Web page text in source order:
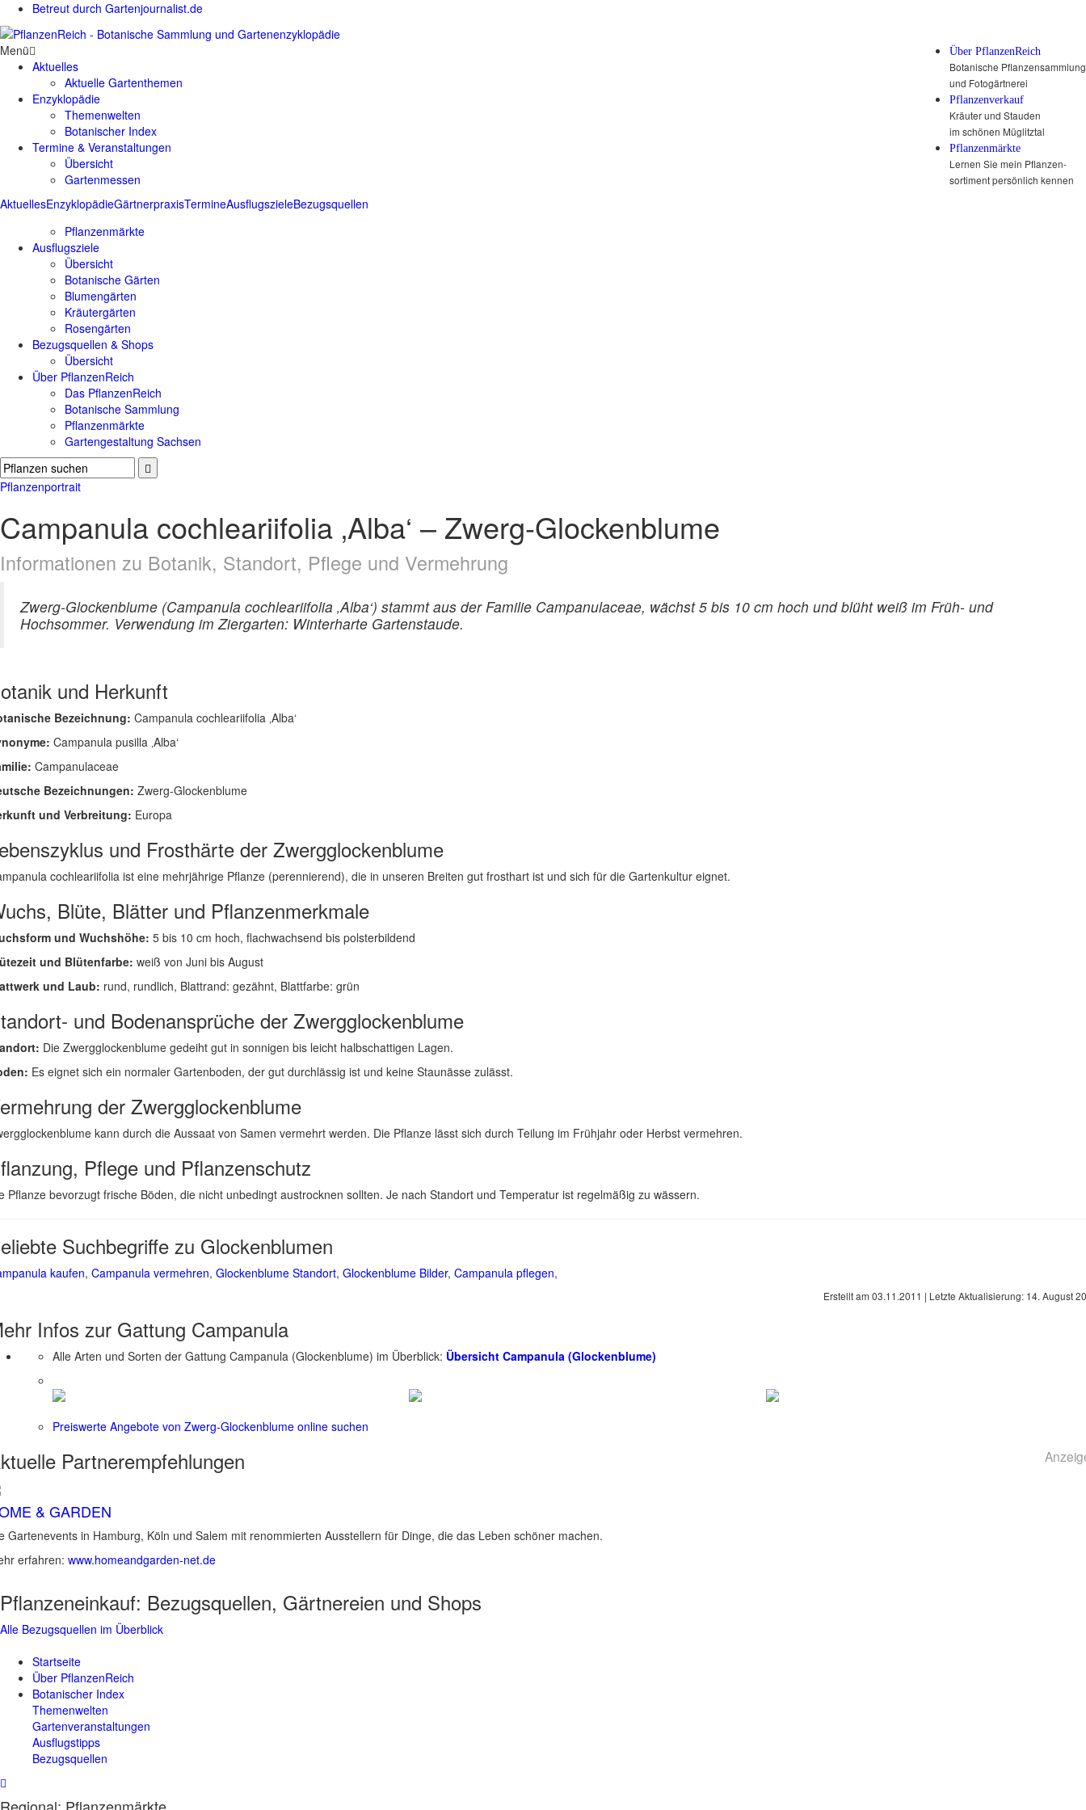
Betreut durch Gartenjournalist.de
Über PflanzenReich
Botanische Pflanzensammlung
und Fotogärtnerei
Pflanzenverkauf
Kräuter und Stauden
im schönen Müglitztal
Pflanzenmärkte
Lernen Sie mein Pflanzen-
sortiment persönlich kennen
AktuellesEnzyklopädieGärtnerpraxisTermineAusflugszieleBezugsquellen
Menü
Aktuelles
Aktuelle Gartenthemen
Enzyklopädie
Themenwelten
Botanischer Index
Termine & Veranstaltungen
Übersicht
Gartenmessen
Pflanzenmärkte
Ausflugsziele
Übersicht
Botanische Gärten
Blumengärten
Kräutergärten
Rosengärten
Bezugsquellen & Shops
Übersicht
Über PflanzenReich
Das PflanzenReich
Botanische Sammlung
Pflanzenmärkte
Gartengestaltung Sachsen
Pflanzenportrait
Campanula cochleariifolia ‚Alba‘ – Zwerg-Glockenblume
Informationen zu Botanik, Standort, Pflege und Vermehrung
Zwerg-Glockenblume (Campanula cochleariifolia ‚Alba‘) stammt aus der Familie Campanulaceae, wächst 5 bis 10 cm hoch und blüht weiß im Früh- und
Hochsommer. Verwendung im Ziergarten: Winterharte Gartenstaude.
und Herkunft
Bezeichnung: Campanula cochleariifolia ‚Alba‘
Campanula pusilla ‚Alba‘
Campanulaceae
Bezeichnungen: Zwerg-Glockenblume
und Verbreitung: Europa
und Frosthärte der Zwergglockenblume
cochleariifolia ist eine mehrjährige Pflanze (perennierend), die in unseren Breiten gut frosthart ist und sich für die Gartenkultur eignet.
Blüte, Blätter und Pflanzenmerkmale
und Wuchshöhe: 5 bis 10 cm hoch, flachwachsend bis polsterbildend
und Blütenfarbe: weiß von Juni bis August
und Laub: rund, rundlich, Blattrand: gezähnt, Blattfarbe: grün
und Bodenansprüche der Zwergglockenblume
Die Zwergglockenblume gedeiht gut in sonnigen bis leicht halbschattigen Lagen.
Es eignet sich ein normaler Gartenboden, der gut durchlässig ist und keine Staunässe zulässt.
der Zwergglockenblume
kann durch die Aussaat von Samen vermehrt werden. Die Pflanze lässt sich durch Teilung im Frühjahr oder Herbst vermehren.
Pflege und Pflanzenschutz
Pflanze bevorzugt frische Böden, die nicht unbedingt austrocknen sollten. Je nach Standort und Temperatur ist regelmäßig zu wässern.
Suchbegriffe zu Glockenblumen
kaufen, Campanula vermehren, Glockenblume Standort, Glockenblume Bilder, Campanula pflegen,
Erstellt am 03.11.2011 | Letzte Aktualisierung: 14. August
Infos zur Gattung Campanula
Alle Arten und Sorten der Gattung Campanula (Glockenblume) im Überblick: Übersicht Campanula (Glockenblume)
Preiswerte Angebote von Zwerg-Glockenblume online suchen
Partnerempfehlungen
& GARDEN
Gartenevents in Hamburg, Köln und Salem mit renommierten Ausstellern für Dinge, die das Leben schöner machen.
erfahren: www.homeandgarden-net.de
Pflanzeneinkauf: Bezugsquellen, Gärtnereien und Shops
Alle Bezugsquellen im Überblick
Startseite
Über PflanzenReich
Botanischer Index
Themenwelten
Gartenveranstaltungen
Ausflugstipps
Bezugsquellen